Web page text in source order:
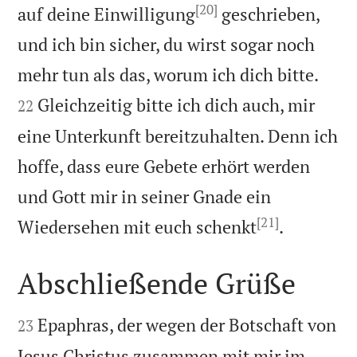
auf deine Einwilligung[20] geschrieben,
und ich bin sicher, du wirst sogar noch
mehr tun als das, worum ich dich bitte.
22 Gleichzeitig bitte ich dich auch, mir
eine Unterkunft bereitzuhalten. Denn ich
hoffe, dass eure Gebete erhört werden
und Gott mir in seiner Gnade ein
Wiedersehen mit euch schenkt[21].

Abschließende Grüße

23 Epaphras, der wegen der Botschaft von